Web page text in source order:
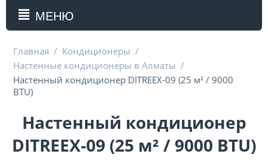
МЕНЮ
Главная / Кондиционеры /
Настенные кондиционеры в Алматы /
Настенный кондиционер DITREEX-09 (25 м² / 9000
BTU)
Настенный кондиционер
DITREEX-09 (25 м² / 9000 BTU)